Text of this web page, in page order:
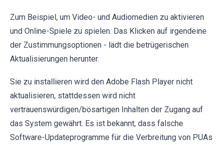
Zum Beispiel, um Video- und Audiomedien zu aktivieren
und Online-Spiele zu spielen. Das Klicken auf irgendeine
der Zustimmungsoptionen - lädt die betrügerischen
Aktualisierungen herunter.
Sie zu installieren wird den Adobe Flash Player nicht
aktualisieren, stattdessen wird nicht
vertrauenswürdigen/bösartigen Inhalten der Zugang auf
das System gewährt. Es ist bekannt, dass falsche
Software-Updateprogramme für die Verbreitung von PUAs